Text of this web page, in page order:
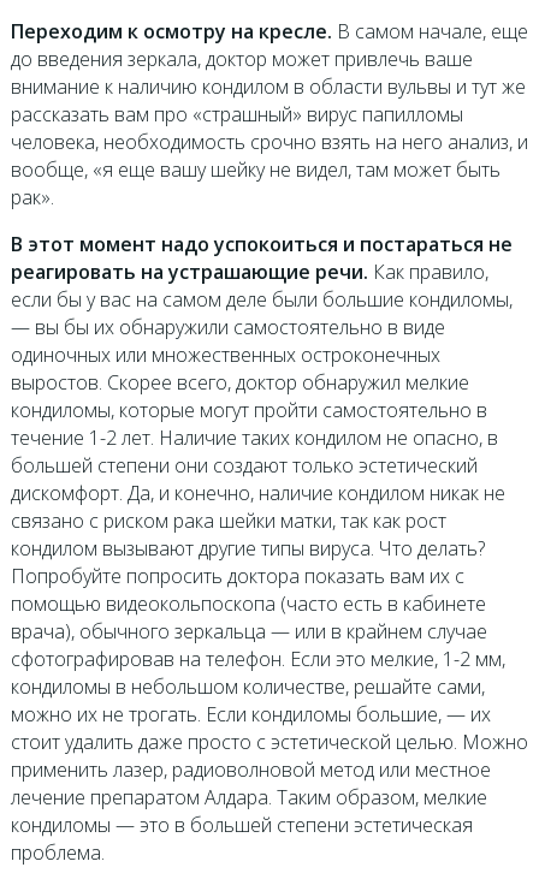
Переходим к осмотру на кресле. В самом начале, еще
до введения зеркала, доктор может привлечь ваше
внимание к наличию кондилом в области вульвы и тут же
рассказать вам про «страшный» вирус папилломы
человека, необходимость срочно взять на него анализ, и
вообще, «я еще вашу шейку не видел, там может быть
рак».
В этот момент надо успокоиться и постараться не
реагировать на устрашающие речи. Как правило,
если бы у вас на самом деле были большие кондиломы,
— вы бы их обнаружили самостоятельно в виде
одиночных или множественных остроконечных
выростов. Скорее всего, доктор обнаружил мелкие
кондиломы, которые могут пройти самостоятельно в
течение 1-2 лет. Наличие таких кондилом не опасно, в
большей степени они создают только эстетический
дискомфорт. Да, и конечно, наличие кондилом никак не
связано с риском рака шейки матки, так как рост
кондилом вызывают другие типы вируса. Что делать?
Попробуйте попросить доктора показать вам их с
помощью видеокольпоскопа (часто есть в кабинете
врача), обычного зеркальца — или в крайнем случае
сфотографировав на телефон. Если это мелкие, 1-2 мм,
кондиломы в небольшом количестве, решайте сами,
можно их не трогать. Если кондиломы большие, — их
стоит удалить даже просто с эстетической целью. Можно
применить лазер, радиоволновой метод или местное
лечение препаратом Алдара. Таким образом, мелкие
кондиломы — это в большей степени эстетическая
проблема.